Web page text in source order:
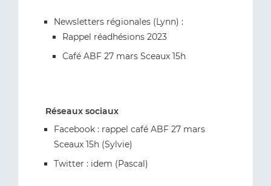
Newsletters régionales (Lynn) :
Rappel réadhésions 2023
Café ABF 27 mars Sceaux 15h
Réseaux sociaux
Facebook : rappel café ABF 27 mars
Sceaux 15h (Sylvie)
Twitter : idem (Pascal)